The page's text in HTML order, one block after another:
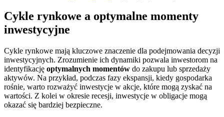
Cykle rynkowe a optymalne momenty
inwestycyjne
Cykle rynkowe mają kluczowe znaczenie dla podejmowania decyzji
inwestycyjnych. Zrozumienie ich dynamiki pozwala inwestorom na
identyfikację optymalnych momentów do zakupu lub sprzedaży
aktywów. Na przykład, podczas fazy ekspansji, kiedy gospodarka
rośnie, warto rozważyć inwestycje w akcje, które mogą zyskać na
wartości. Z kolei w okresie recesji, inwestycje w obligacje mogą
okazać się bardziej bezpieczne.